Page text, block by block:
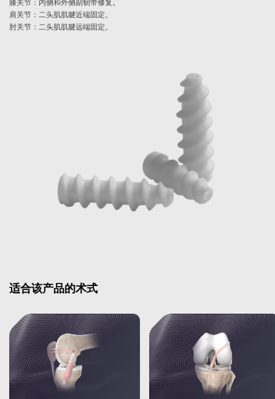
肩关节：二头肌肌腱近端固定。
肘关节：二头肌肌腱远端固定。
适合该产品的术式